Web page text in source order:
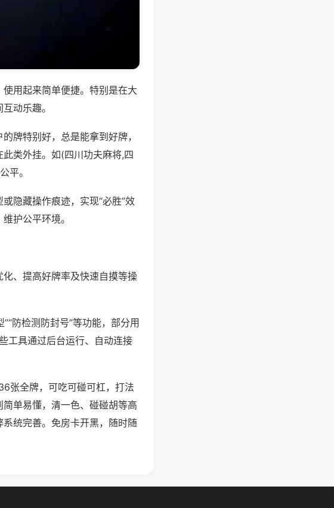
用起来简单便捷。特别是在大
动乐趣。
牌特别好，总是能拿到好牌，
类外挂。如(四川功夫麻将,四
平。
隐藏操作痕迹，实现“必胜”效
护公平环境。
、提高好牌率及快速自摸等操
防检测防封号”等功能，部分用
工具通过后台运行、自动连接
张全牌，可吃可碰可杠，打法
单易懂，清一色、碰碰胡等高
统完善。免房卡开黑，随时随